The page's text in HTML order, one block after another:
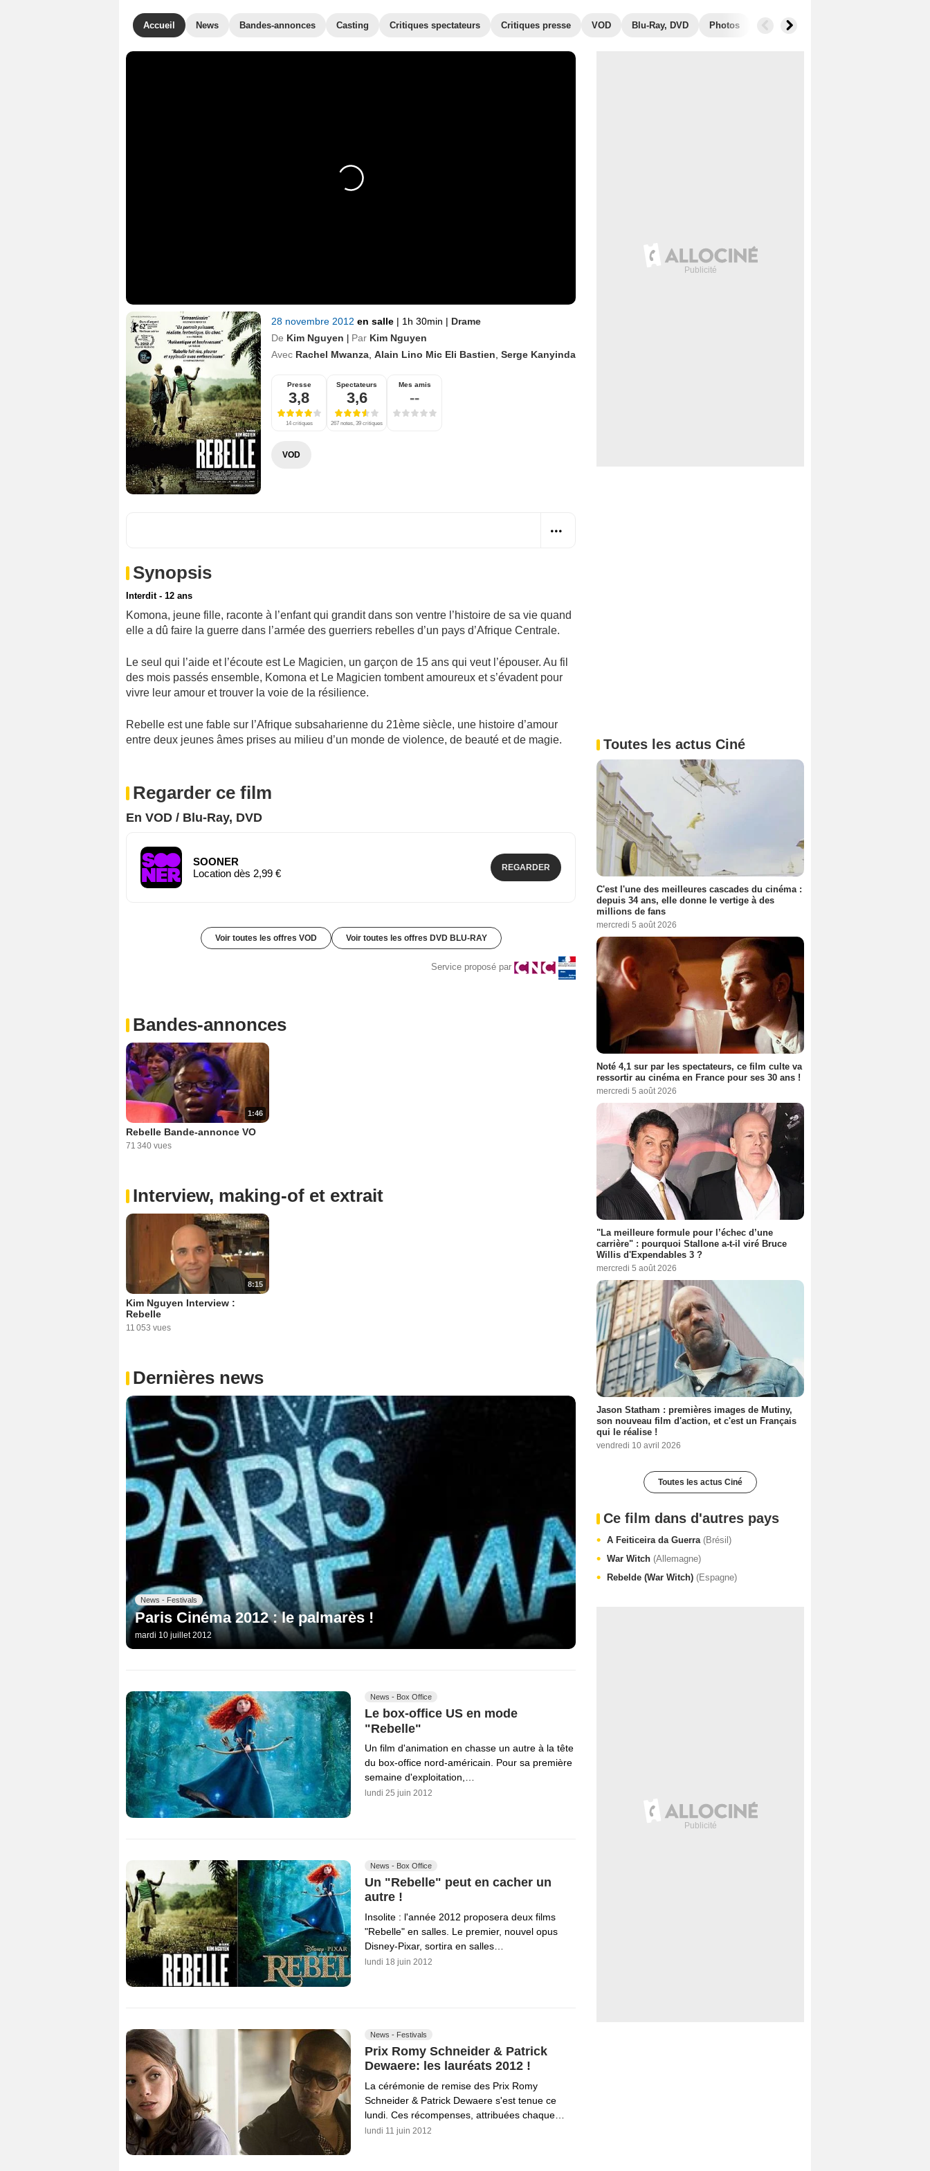
Accueil News Bandes-annonces Casting Critiques spectateurs Critiques presse VOD Blu-Ray, DVD Photos Secrets de tournage
28 novembre 2012 en salle | 1h 30min | Drame
De Kim Nguyen | Par Kim Nguyen
Avec Rachel Mwanza Alain Lino Mic Eli Bastien Serge Kanyinda
Presse
3,8
14 critiques
Spectateurs
3,6
267 notes, 39 critiques
Mes amis
--
VOD
Synopsis
Interdit - 12 ans
Komona, jeune fille, raconte à l’enfant qui grandit dans son ventre l’histoire de sa vie quand
elle a dû faire la guerre dans l’armée des guerriers rebelles d’un pays d’Afrique Centrale.
Le seul qui l’aide et l’écoute est Le Magicien, un garçon de 15 ans qui veut l’épouser. Au fil
des mois passés ensemble, Komona et Le Magicien tombent amoureux et s’évadent pour
vivre leur amour et trouver la voie de la résilience.
Rebelle est une fable sur l’Afrique subsaharienne du 21ème siècle, une histoire d’amour
entre deux jeunes âmes prises au milieu d’un monde de violence, de beauté et de magie.
Regarder ce film
En VOD / Blu-Ray, DVD
SOONER
Location dès 2,99 €
REGARDER
Voir toutes les offres VOD Voir toutes les offres DVD BLU-RAY
Service proposé par
Bandes-annonces
1:46
Rebelle Bande-annonce VO
71 340 vues
Interview, making-of et extrait
8:15
Kim Nguyen Interview :
Rebelle
11 053 vues
Dernières news
News - Festivals
Paris Cinéma 2012 : le palmarès !
mardi 10 juillet 2012
News - Box Office
Le box-office US en mode
"Rebelle"
Un film d'animation en chasse un autre à la tête
du box-office nord-américain. Pour sa première
semaine d'exploitation,…
lundi 25 juin 2012
News - Box Office
Un "Rebelle" peut en cacher un
autre !
Insolite : l'année 2012 proposera deux films
"Rebelle" en salles. Le premier, nouvel opus
Disney-Pixar, sortira en salles…
lundi 18 juin 2012
News - Festivals
Prix Romy Schneider & Patrick
Dewaere: les lauréats 2012 !
La cérémonie de remise des Prix Romy
Schneider & Patrick Dewaere s'est tenue ce
lundi. Ces récompenses, attribuées chaque…
lundi 11 juin 2012
Toutes les actus Ciné
C'est l'une des meilleures cascades du cinéma :
depuis 34 ans, elle donne le vertige à des
millions de fans
mercredi 5 août 2026
Noté 4,1 sur par les spectateurs, ce film culte va
ressortir au cinéma en France pour ses 30 ans !
mercredi 5 août 2026
"La meilleure formule pour l’échec d’une
carrière" : pourquoi Stallone a-t-il viré Bruce
Willis d'Expendables 3 ?
mercredi 5 août 2026
Jason Statham : premières images de Mutiny,
son nouveau film d'action, et c'est un Français
qui le réalise !
vendredi 10 avril 2026
Toutes les actus Ciné
Ce film dans d'autres pays
A Feiticeira da Guerra (Brésil)
War Witch (Allemagne)
Rebelde (War Witch) (Espagne)